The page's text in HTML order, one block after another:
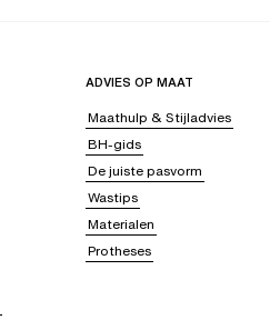
ADVIES OP MAAT
Maathulp & Stijladvies
BH-gids
De juiste pasvorm
Wastips
Materialen
Protheses